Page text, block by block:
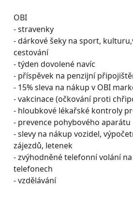
OBI
- stravenky
- dárkové šeky na sport,
cestování
- týden dovolené navíc
- příspěvek na penzijní
- 15% sleva na nákup v OBI
- vakcinace (očkování proti
- hloubkové lékařské kontroly
- prevence pohybového aparátu
- slevy na nákup vozidel,
zájezdů, letenek
- zvýhodněné telefonní volání
telefonech
- vzdělávání